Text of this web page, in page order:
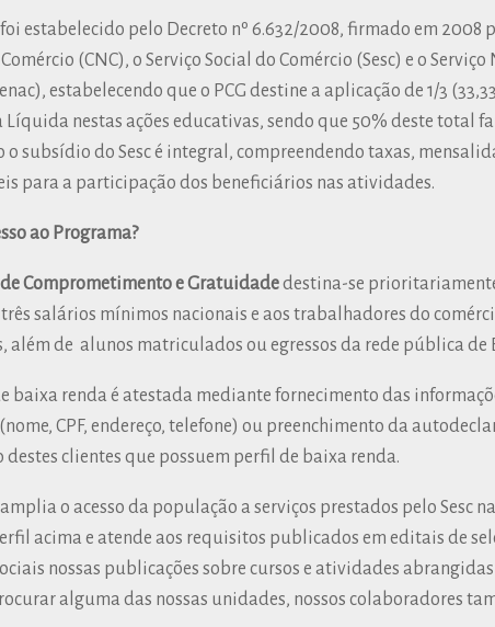
estabelecido pelo Decreto nº 6.632/2008, firmado em 2008
(CNC), o Serviço Social do Comércio (Sesc) e o
estabelecendo que o PCG destine a aplicação de 1/3
nestas ações educativas, sendo que 50% deste total
o subsídio do Sesc é integral, compreendendo taxas,
para a participação dos beneficiários nas atividades.
ao Programa?
Comprometimento e Gratuidadedestina-se
salários mínimos nacionais e aos trabalhadores do
além de alunos matriculados ou egressos da rede pública de
baixa renda é atestada mediante fornecimento das
CPF, endereço, telefone) ou preenchimento da
clientes que possuem perfil de baixa renda.
o acesso da população a serviços prestados pelo Sesc
acima e atende aos requisitos publicados em editais de
nossas publicações sobre cursos e atividades
alguma das nossas unidades, nossos colaboradores